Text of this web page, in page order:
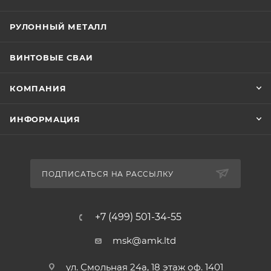
РУЛОННЫЙ МЕТАЛЛ
ВИНТОВЫЕ СВАИ
КОМПАНИЯ
ИНФОРМАЦИЯ
ПОДПИСАТЬСЯ НА РАССЫЛКУ
+7 (499) 501-34-55
msk@amk.ltd
ул. Смольная 24а, 18 этаж оф. 1401